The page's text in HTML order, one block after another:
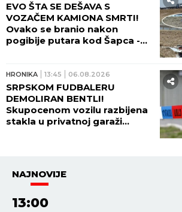
EVO ŠTA SE DEŠAVA S
VOZAČEM KAMIONA SMRTI!
Ovako se branio nakon
pogibije putara kod Šapca -
HRONIKA 13:45 06.08.2026
SRPSKOM FUDBALERU
DEMOLIRAN BENTLI!
Skupocenom vozilu razbijena
stakla u privatnoj garaži
NAJNOVIJE
13:00